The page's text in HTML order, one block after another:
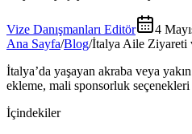
Vize Danışmanları Editör 4
Ana Sayfa/Blog/İtalya Aile Ziyareti
İtalya’da yaşayan akraba veya
ekleme, mali sponsorluk seçenekleri
İçindekiler